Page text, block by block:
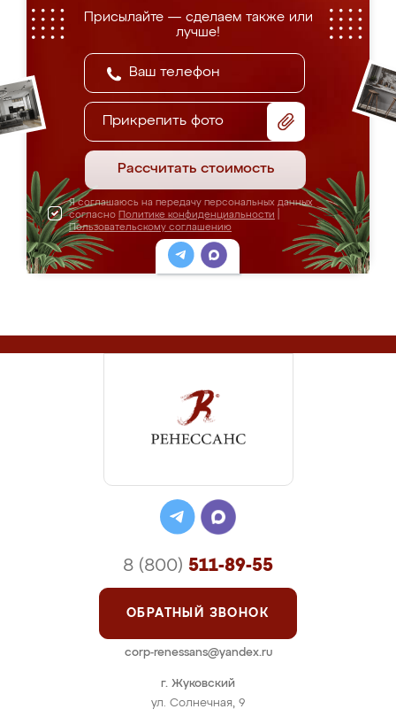
Присылайте — сделаем также или
лучше!
Прикрепить фото
Рассчитать стоимость
Я соглашаюсь на передачу персональных данных
согласно Политике конфиденциальности
Пользовательскому соглашению
г. Жуковский
ул. Солнечная, 9
8 (800) 511-89-55
ОБРАТНЫЙ ЗВОНОК
corp-renessans@yandex.ru